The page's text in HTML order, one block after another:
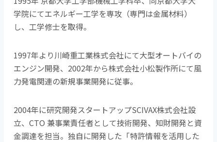
学院にてエネルギー工学を専攻（専門は金属材料）
し、工学修士を取得。
1997年より川崎重工業株式会社にて大型オートバイの
エンジン開発、2002年から株式会社小松製作所にて風
力発電関連の新規事業開発に従事。
2004年に研究開発スタートアップSCIVAX株式会社設
立、CTO 兼事業責任者として技術開発、知財開発と資
金調達を担当。独自に開発した「特許情報を活用した